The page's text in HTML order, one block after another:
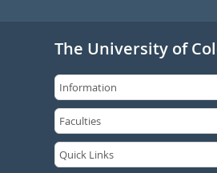
The University of